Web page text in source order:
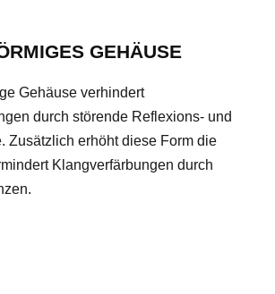
GEHÄUSE
Gehäuse verhindert
durch störende Reflexions- und
Zusätzlich erhöht diese Form die
Klangverfärbungen durch